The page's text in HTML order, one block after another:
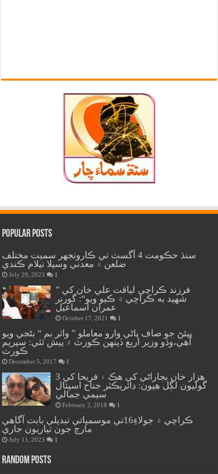
Popular Posts
سنڌ حڪومت 4 آگسٽ تي ڪارونجهر سميت مختلف
ضلعن ۾ معدني وسيلا نيلام ڪندي
July 29, 2023 1
” فرزند ڪراچي لياقت علي خان کي
شهيد به ڪراچي ۾ ڪيو ويو“: گورنر
عمران اسماعيل
October 17, 2021 1
پيئڻ جو صاف پاڻي وارو معاملو ” واٽر بم “ بڻجي ويو
آهي،وڏو وزير اربع ڏينهن ڪورٽ ۾ پيش ٿئي: سپريم
ڪورٽ
December 5, 2017 1
هزار خان بجاراڻي کي هڪ ۽ فريحا کي 3
گوليون لڳل هيون: ڊائريڪٽر جناح اسپتال
سيمي جمالي
February 2, 2018 1
ڪراچي ۾ جولاءِ16تي موسمياتي تبديلي بابت آگاهي
مارچ جون تياريون جاري
July 11, 2023 1
Random Posts